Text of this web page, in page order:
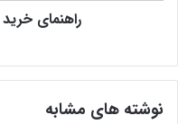
راهنمای
نوشته های مشابه